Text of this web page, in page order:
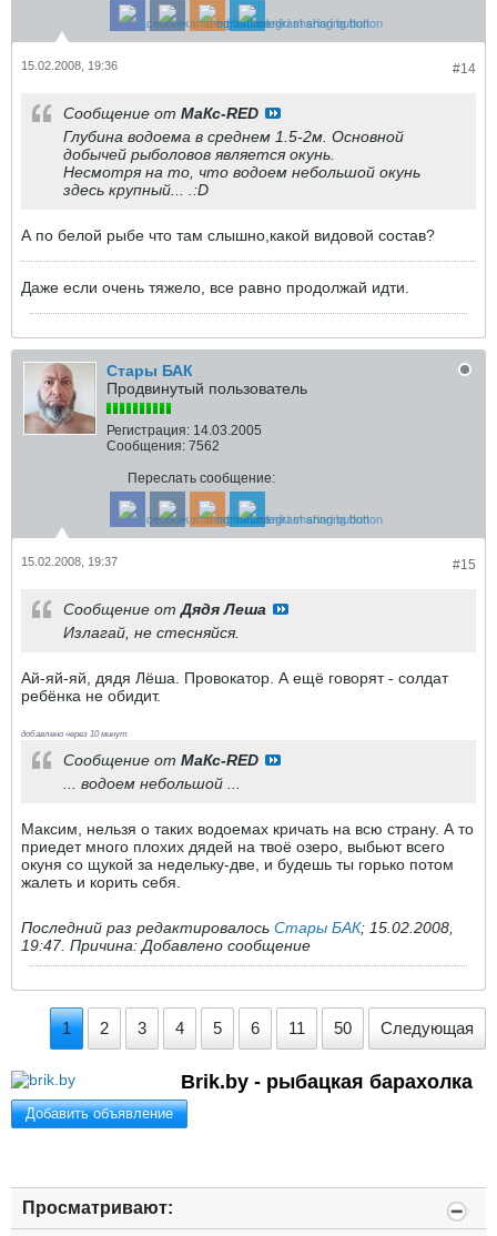
#14
15.02.2008, 19:36
Сообщение от МаКс-RED
Глубина водоема в среднем 1.5-2м. Основной
добычей рыболовов является окунь.
Несмотря на то, что водоем небольшой окунь
здесь крупный... .:D
А по белой рыбе что там слышно,какой видовой состав?
Даже если очень тяжело, все равно продолжай идти.
Стары БАК
Продвинутый пользователь
Регистрация: 14.03.2005
Сообщения: 7562
Переслать сообщение:
#15
15.02.2008, 19:37
Сообщение отДядя Леша
Излагай, не стесняйся.
Ай-яй-яй, дядя Лёша. Провокатор. А ещё говорят - солдат
ребёнка не обидит.
добавлено через 10 минут
Сообщение от МаКс-RED
... водоем небольшой ...
Максим, нельзя о таких водоемах кричать на всю страну. А то
приедет много плохих дядей на твоё озеро, выбьют всего
окуня со щукой за недельку-две, и будешь ты горько потом
жалеть и корить себя.
Последний раз редактировалось Стары БАК; 15.02.2008,
19:47. Причина: Добавлено сообщение
1 2 3 4 5 6 11 50 Следующая
Brik.by - рыбацкая барахолка
Добавить объявление
Просматривают: